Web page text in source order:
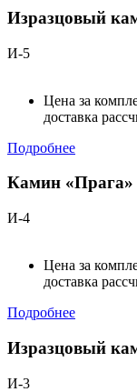
Изразцовый
И-5
Цена за
доставка
Подробнее
Камин «Прага»
И-4
Цена за
доставка
Подробнее
Изразцовый
И-3